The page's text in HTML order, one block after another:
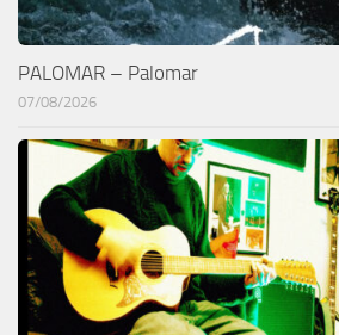
PALOMAR – Palomar
07/08/2026